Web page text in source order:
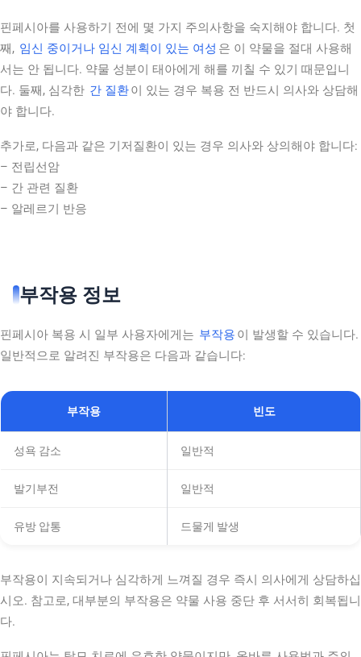
핀페시아를 사용하기 전에 몇 가지 주의사항을 숙지해야 합니다. 첫
째, 임신 중이거나 임신 계획이 있는 여성 은 이 약물을 절대 사용해
서는 안 됩니다. 약물 성분이 태아에게 해를 끼칠 수 있기 때문입니
다. 둘째, 심각한 간 질환이 있는 경우 복용 전 반드시 의사와 상담해
야 합니다.
추가로, 다음과 같은 기저질환이 있는 경우 의사와 상의해야 합니다:
– 전립선암
– 간 관련 질환
– 알레르기 반응
부작용 정보
핀페시아 복용 시 일부 사용자에게는 부작용 이 발생할 수 있습니다.
일반적으로 알려진 부작용은 다음과 같습니다:
부작용 빈도
성욕 감소 일반적
발기부전 일반적
유방 압통 드물게 발생
부작용이 지속되거나 심각하게 느껴질 경우 즉시 의사에게 상담하십
시오. 참고로, 대부분의 부작용은 약물 사용 중단 후 서서히 회복됩니
다.